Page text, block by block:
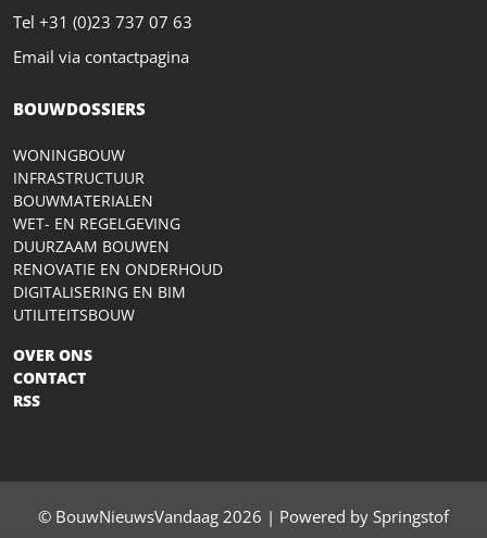
Tel +31 (0)23 737 07 63
Email via contactpagina
BOUWDOSSIERS
WONINGBOUW
INFRASTRUCTUUR
BOUWMATERIALEN
WET- EN REGELGEVING
DUURZAAM BOUWEN
RENOVATIE EN ONDERHOUD
DIGITALISERING EN BIM
UTILITEITSBOUW
OVER ONS
CONTACT
RSS
© BouwNieuwsVandaag 2026 | Powered by Springstof